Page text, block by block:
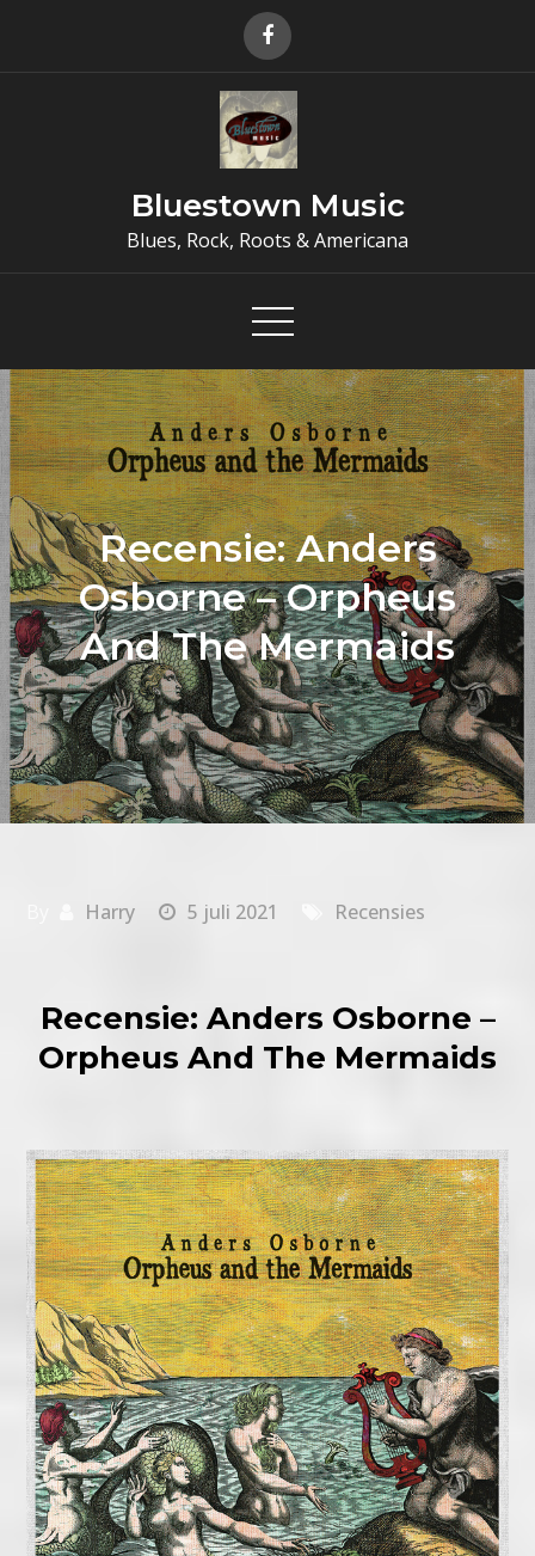
Bluestown Music
Blues, Rock, Roots & Americana
Recensie: Anders
Osborne – Orpheus
And The Mermaids
Harry 5 juli 2021 Recensies
Recensie: Anders Osborne –
Orpheus And The Mermaids